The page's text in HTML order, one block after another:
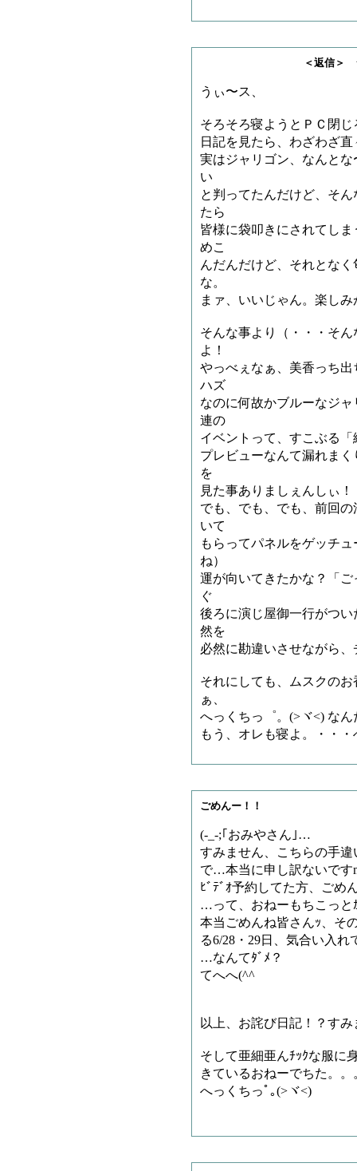
＜返信＞ ジャリゴ
うぃ〜ス、
そろそろ寝ようとＰＣ閉
日記を見たら、わざわざ
実はジャリゴン、なんと
い
と判ってたんだけど、そ
たら
皆様に袋叩きにされてし
めこ
んだんだけど、それとな
な。
まァ、いいじゃん。楽し
そんな事より（・・・そ
よ！
やっべぇなぁ、美香っち
ハズ
なのに何故かブルーなジ
連の
イベントって、すこぶる
プレビューなんて漏れま
を
見た事ありましぇんしぃ！
でも、でも、でも、前回
いて
もらってパネルをゲッチ
ね）
運が向いてきたかな？「
ぐ
後ろに演じ屋御一行がつ
然を
必然に勘違いさせながら
それにしても、ムスクの
ぁ、
へっくちっ゜。(>ヾ<) な
もう、オレも寝よ。・・
ごめんー！！
(-_-;｢おみやさん｣…
すみません、こちらの手
で…本当に申し訳ないです
ﾋﾞﾃﾞｵ予約してた方、ごめ
…って、おねーもちこっと
本当ごめんね皆さんｯ、そ
る6/28・29日、気合い入れ
…なんてﾀﾞﾒ？
てへへ(^^ゞ
以上、お詫び日記！？す
そして亜細亜んﾁｯｸな服に
きているおねーでちた。
へっくちっﾟ｡(>ヾ<)